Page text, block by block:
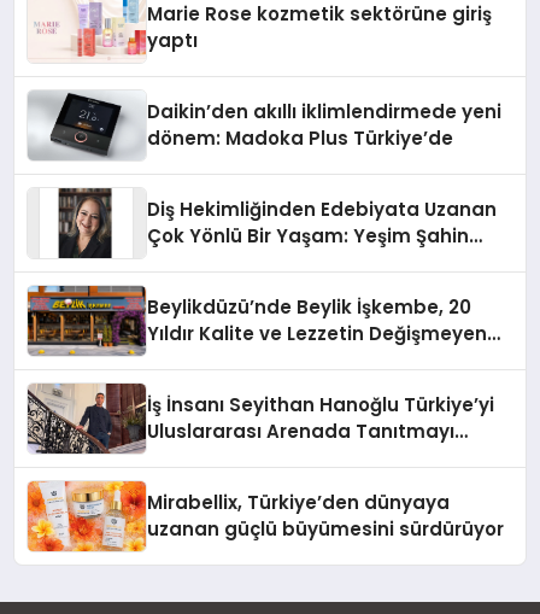
Marie Rose kozmetik sektörüne giriş
yaptı
Daikin’den akıllı iklimlendirmede yeni
dönem: Madoka Plus Türkiye’de
Diş Hekimliğinden Edebiyata Uzanan
Çok Yönlü Bir Yaşam: Yeşim Şahin
Beylikdüzü’nde Beylik İşkembe, 20
Yıldır Kalite ve Lezzetin Değişmeyen
İş İnsanı Seyithan Hanoğlu Türkiye’yi
Uluslararası Arenada Tanıtmayı
Mirabellix, Türkiye’den dünyaya
uzanan güçlü büyümesini sürdürüyor